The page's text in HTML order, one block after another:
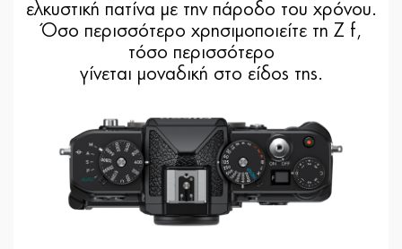
ελκυστική πατίνα με την πάροδο του χρόνου.
Όσο περισσότερο χρησιμοποιείτε τη Z f,
τόσο περισσότερο
γίνεται μοναδική στο είδος της.